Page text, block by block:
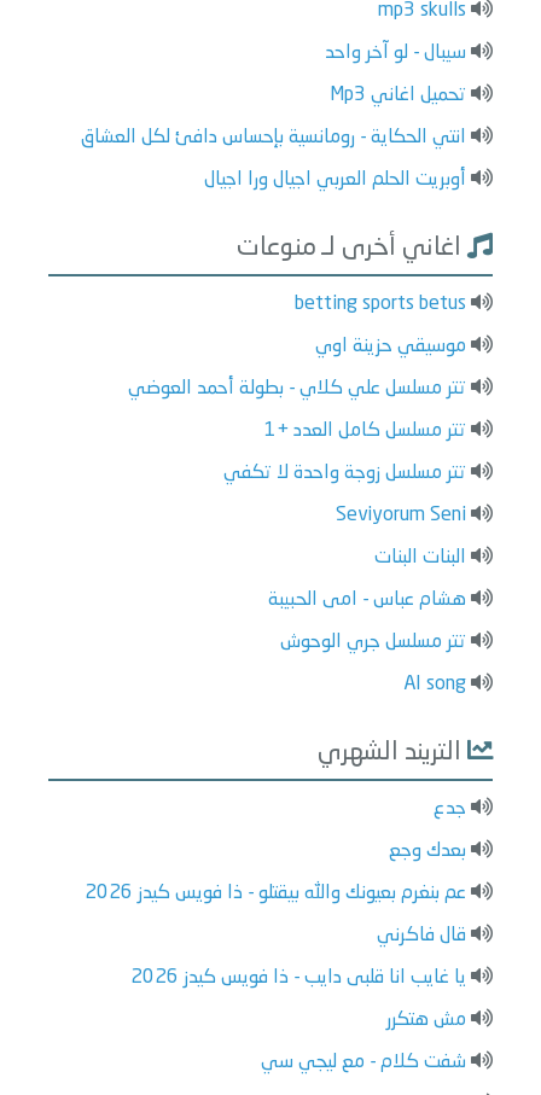
mp3 skulls
سيبال - لو آخر واحد
تحميل اغاني Mp3
انتي الحكاية - رومانسية بإحساس دافئ لكل العشاق
أوبريت الحلم العربي اجيال ورا اجيال
اغاني أخرى لـ منوعات
betting sports betus
موسيقي حزينة اوي
تتر مسلسل علي كلاي - بطولة أحمد العوضي
تتر مسلسل كامل العدد +1
تتر مسلسل زوجة واحدة لا تكفي
Seviyorum Seni
البنات البنات
هشام عباس - امى الحبيبة
تتر مسلسل جري الوحوش
AI song
التريند الشهري
جدع
بعدك وجع
عم بنغرم بعيونك والله بيقتلو - ذا فويس كيدز 2026
قال فاكرني
يا غايب انا قلبى دايب - ذا فويس كيدز 2026
مش هتكرر
شفت كلام - مع ليجي سي